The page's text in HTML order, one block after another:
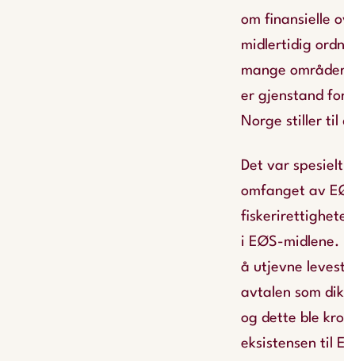
om finansielle
midlertidig
mange
er gjenstand
Norge stiller til
Det var
omfanget av
i EØS-midlene.
å utjevne
avtalen som
og dette ble
eksistensen til